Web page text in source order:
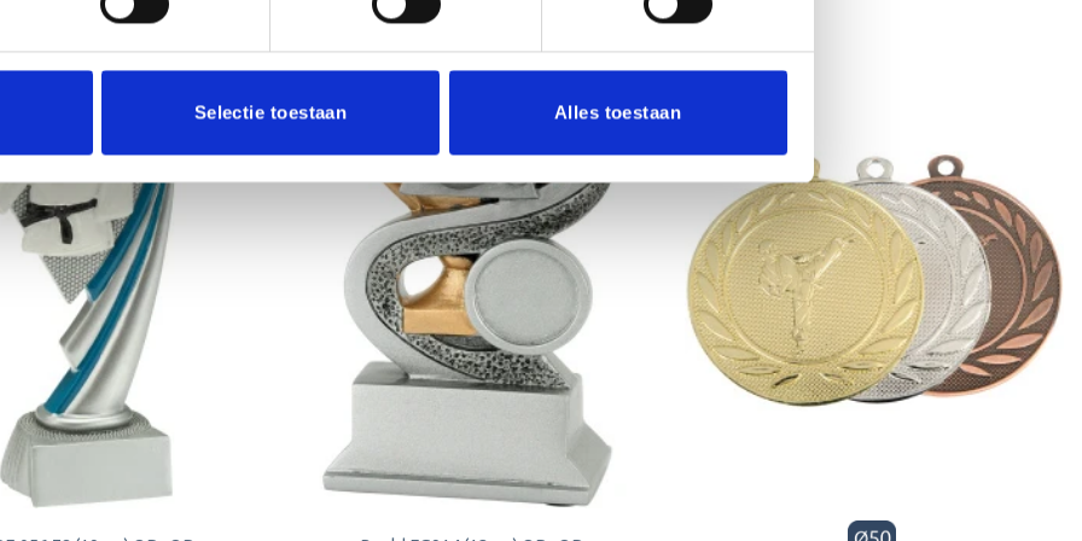
Selectie toestaan Alles toestaan
aan
verlanglijst
Aanbieding!
aan
verlanglijst
verlanglijst